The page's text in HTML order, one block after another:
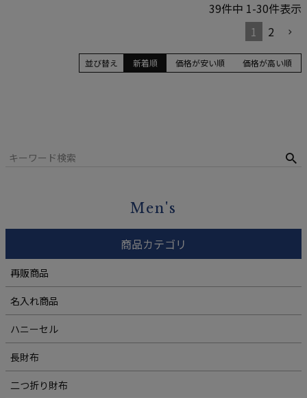
Men's
商品カテゴリ
再販商品
名入れ商品
ハニーセル
長財布
二つ折り財布
並び替え 価格が安い順 価格が高い順
新着順
39件中 1-30件表示
1
2